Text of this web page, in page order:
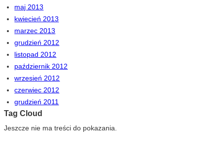
maj 2013
kwiecień 2013
marzec 2013
grudzień 2012
listopad 2012
październik 2012
wrzesień 2012
czerwiec 2012
grudzień 2011
Tag Cloud
Jeszcze nie ma treści do pokazania.